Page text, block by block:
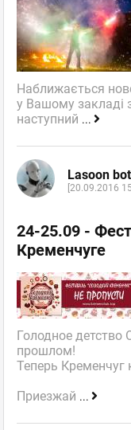
Наближається
у Вашому закладі
наступний ...
Lasoon bot
[20.09.2016
24-25.09 -
Кременчуге
Голодное детство
прошлом!
Теперь Кременчуг
Приезжай ...